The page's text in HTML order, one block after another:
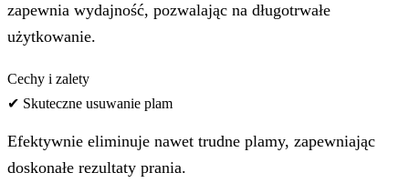
zapewnia wydajność, pozwalając na długotrwałe
użytkowanie.
Cechy i zalety
✔ Skuteczne usuwanie plam
Efektywnie eliminuje nawet trudne plamy, zapewniając
doskonałe rezultaty prania.